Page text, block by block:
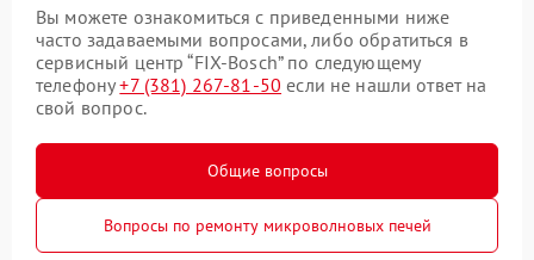
Вы можете ознакомиться с приведенными ниже
часто задаваемыми вопросами, либо обратиться в
сервисный центр “FIX-Bosch” по следующему
телефону+7 (381) 267-81-50 если не нашли ответ на
свой вопрос.
Общие вопросы
Вопросы по ремонту микроволновых печей